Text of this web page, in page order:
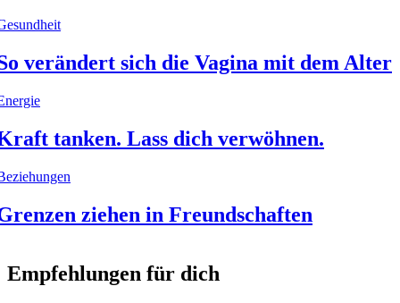
verändert sich die Vagina mit dem Alter
tanken. Lass dich verwöhnen.
ziehen in Freundschaften
Empfehlungen für dich